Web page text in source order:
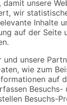
Versandarten